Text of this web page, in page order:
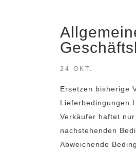
24 OKT.
Ersetzen bisherige
Lieferbedingungen
Verkäufer haftet nur
nachstehenden
Abweichende